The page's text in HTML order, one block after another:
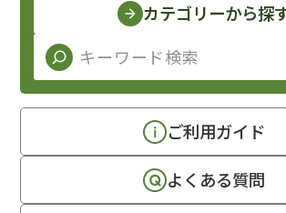
カテゴリーから探
ご利用ガイド
よくある質問